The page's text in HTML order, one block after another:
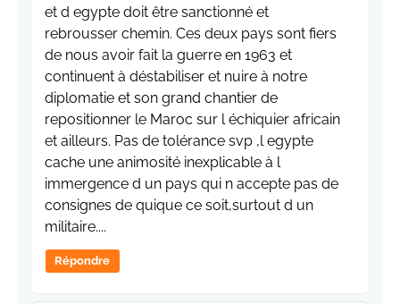
et d egypte doit être sanctionné et
rebrousser chemin. Ces deux pays sont fiers
de nous avoir fait la guerre en 1963 et
continuent à déstabiliser et nuire à notre
diplomatie et son grand chantier de
repositionner le Maroc sur l échiquier africain
et ailleurs. Pas de tolérance svp ,l egypte
cache une animosité inexplicable à l
immergence d un pays qui n accepte pas de
consignes de quique ce soit,surtout d un
militaire....
Répondre